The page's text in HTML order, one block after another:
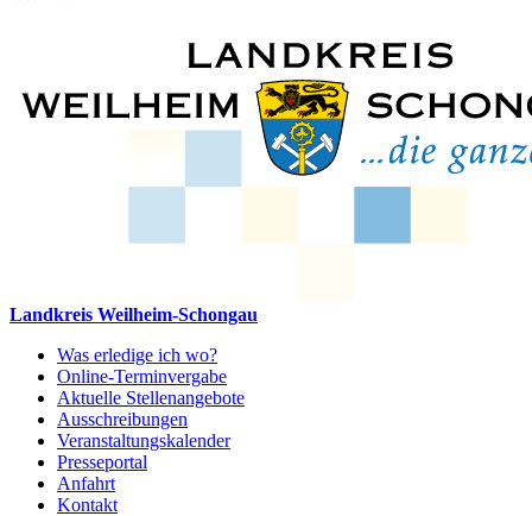
Landkreis Weilheim-Schongau
Was erledige ich wo?
Online-Terminvergabe
Aktuelle Stellenangebote
Ausschreibungen
Veranstaltungskalender
Presseportal
Anfahrt
Kontakt